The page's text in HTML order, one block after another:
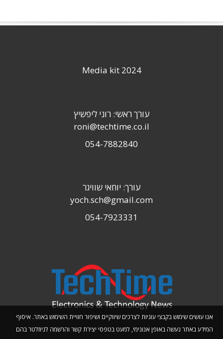
אנו עושים שימוש בקבצי עוגיות לצרכים שיווקיים ושיפור חוויית השימוש באתר. איסוף
המידע באתר נעשה באופן אנונימי, למעט בטפסי יצירת קשר והרשמה לניוזלטר בהם
Media kit 2024
עורך ראשי: רוני ליפשיץ
roni@techtime.co.il
054-7882840
עורך: יוחאי שוויגר
yoch.sch@gmail.com
054-7923331